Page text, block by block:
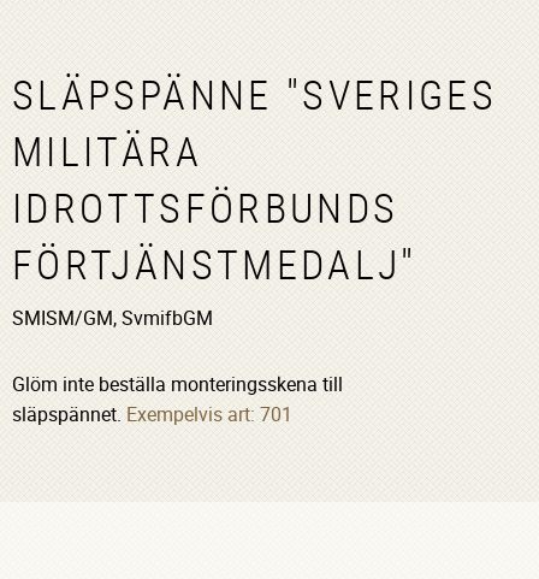
SLÄPSPÄNNE "SVERIGES
MILITÄRA
IDROTTSFÖRBUNDS
FÖRTJÄNSTMEDALJ"
SMISM/GM, SvmifbGM
Glöm inte beställa monteringsskena till
släpspännet. Exempelvis art: 701